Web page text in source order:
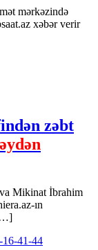
mərkəzində
xəbər verir
zəbt
Mikinat İbrahim
ın